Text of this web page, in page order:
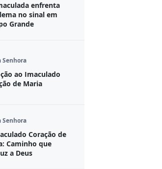
enfrenta
no sinal em
Grande
Senhora
ao Imaculado
de Maria
Senhora
Coração de
Caminho que
a Deus